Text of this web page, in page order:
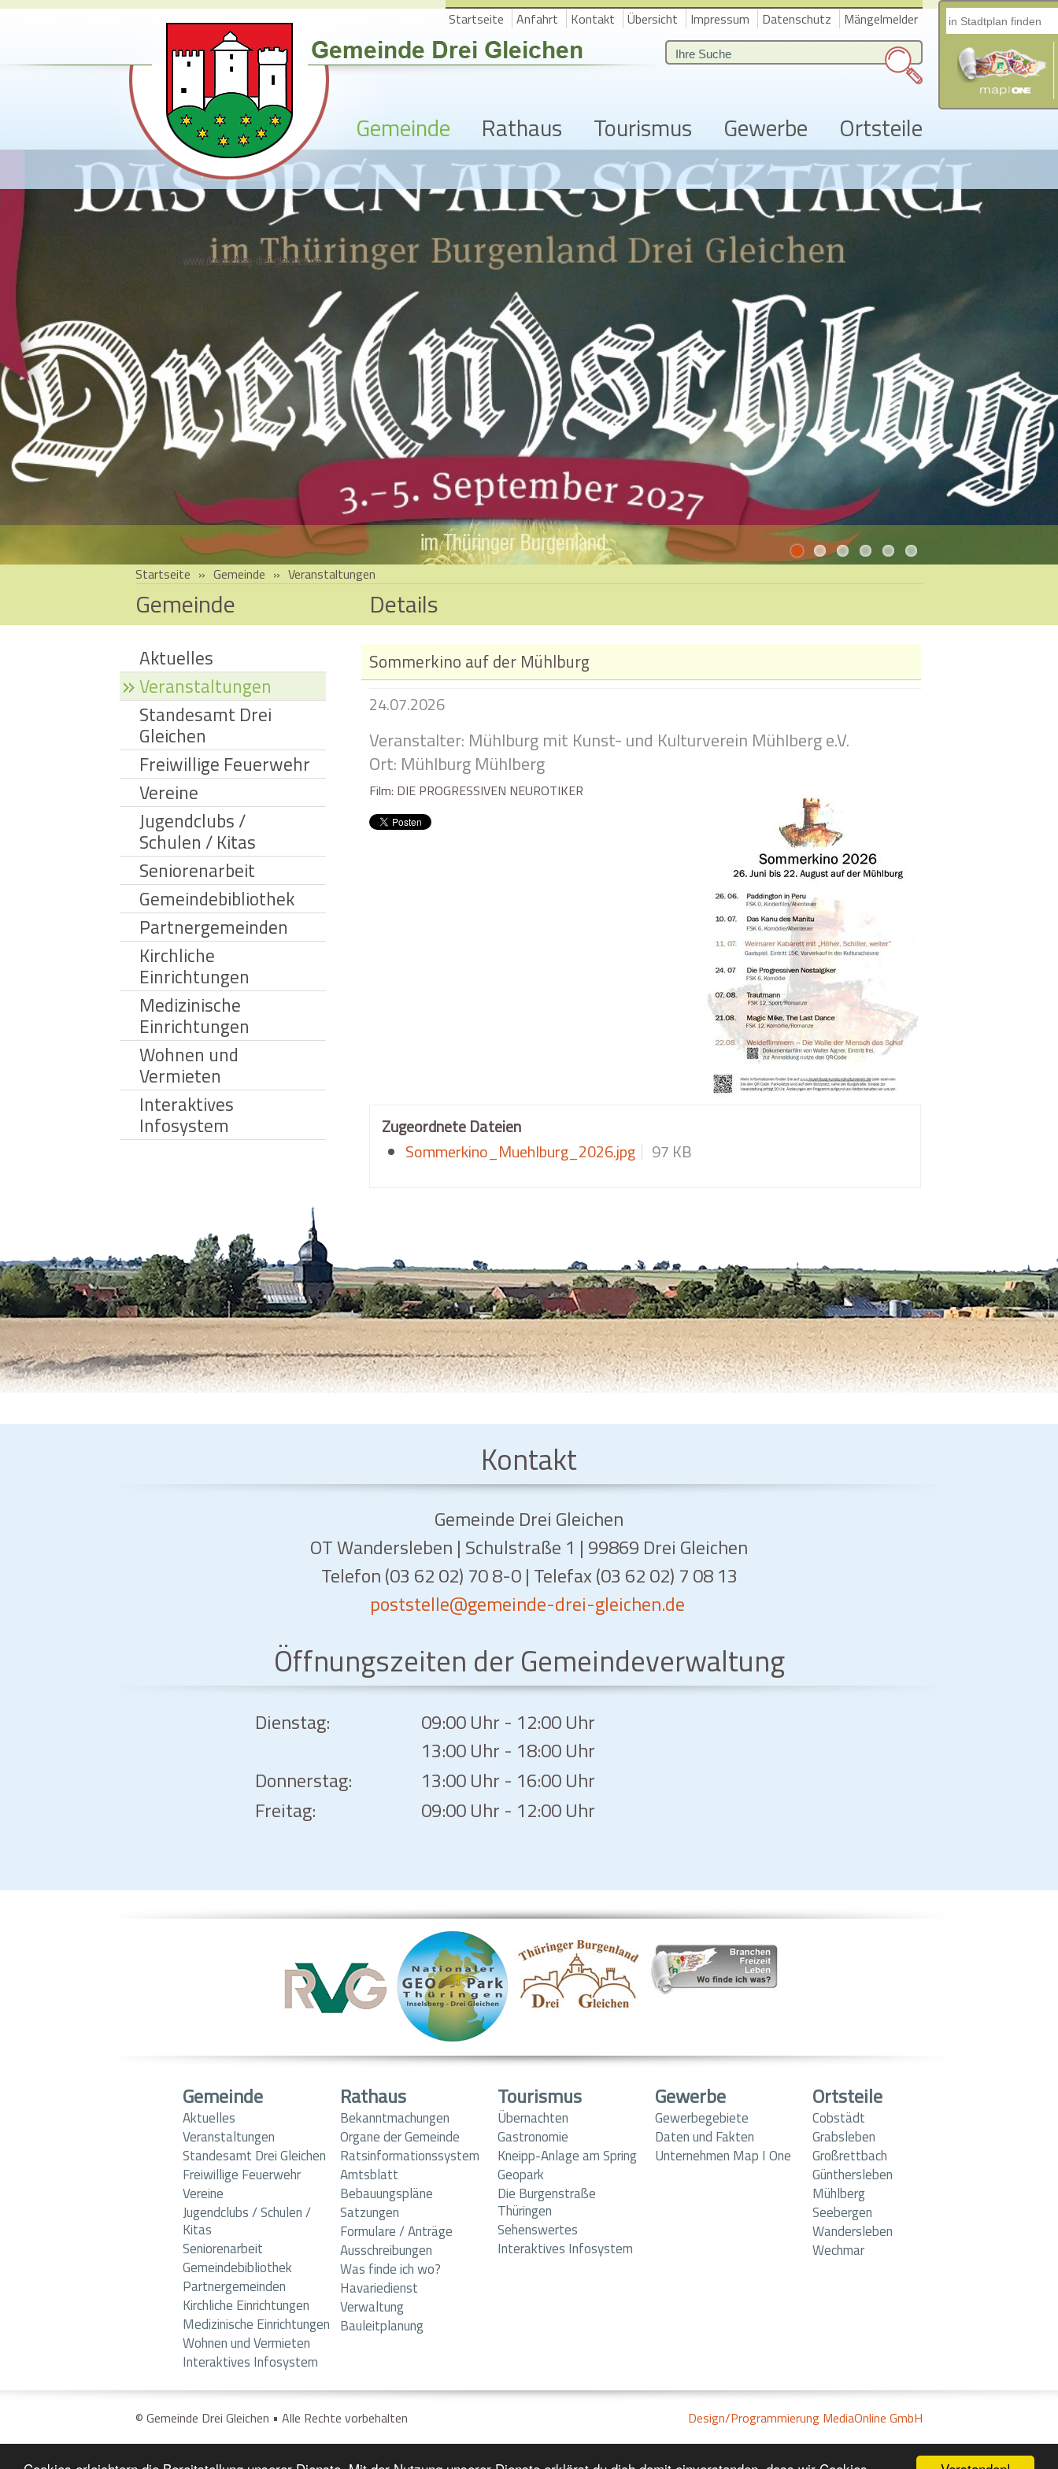
Startseite Anfahrt Kontakt Übersicht Impressum Datenschutz Mängelmelder
Gemeinde Rathaus Tourismus Gewerbe Ortsteile
im Thüringer Burgenland
www.dreinschlag-drei-gleichen.de
Startseite » Gemeinde » Veranstaltungen
Gemeinde
Aktuelles
Veranstaltungen
Standesamt Drei
Gleichen
Freiwillige Feuerwehr
Vereine
Jugendclubs /
Schulen / Kitas
Seniorenarbeit
Gemeindebibliothek
Partnergemeinden
Kirchliche
Einrichtungen
Medizinische
Einrichtungen
Wohnen und
Vermieten
Interaktives
Infosystem
Details
Sommerkino auf der Mühlburg
24.07.2026
Veranstalter: Mühlburg mit Kunst- und Kulturverein Mühlberg e.V.
Ort: Mühlburg Mühlberg
Film: DIE PROGRESSIVEN NEUROTIKER
Zugeordnete Dateien
Sommerkino_Muehlburg_2026.jpg
97 KB
Kontakt
Gemeinde Drei Gleichen
OT Wandersleben | Schulstraße 1 | 99869 Drei Gleichen
Telefon (03 62 02) 70 8-0 | Telefax (03 62 02) 7 08 13
poststelle@gemeinde-drei-gleichen.de
Öffnungszeiten der Gemeindeverwaltung
Dienstag:
09:00 Uhr - 12:00 Uhr
13:00 Uhr - 18:00 Uhr
Donnerstag:
13:00 Uhr - 16:00 Uhr
Freitag:
09:00 Uhr - 12:00 Uhr
Gemeinde
Aktuelles
Veranstaltungen
Standesamt Drei Gleichen
Freiwillige Feuerwehr
Vereine
Jugendclubs / Schulen /
Kitas
Seniorenarbeit
Gemeindebibliothek
Partnergemeinden
Kirchliche Einrichtungen
Medizinische Einrichtungen
Wohnen und Vermieten
Interaktives Infosystem
Rathaus
Bekanntmachungen
Organe der Gemeinde
Ratsinformationssystem
Amtsblatt
Bebauungspläne
Satzungen
Formulare / Anträge
Ausschreibungen
Was finde ich wo?
Havariedienst
Verwaltung
Bauleitplanung
Tourismus
Übernachten
Gastronomie
Kneipp-Anlage am Spring
Geopark
Die Burgenstraße
Thüringen
Sehenswertes
Interaktives Infosystem
Gewerbe
Gewerbegebiete
Daten und Fakten
Unternehmen Map I One
Ortsteile
Cobstädt
Grabsleben
Großrettbach
Günthersleben
Mühlberg
Seebergen
Wandersleben
Wechmar
© Gemeinde Drei Gleichen • Alle Rechte vorbehalten Design/Programmierung MediaOnline GmbH